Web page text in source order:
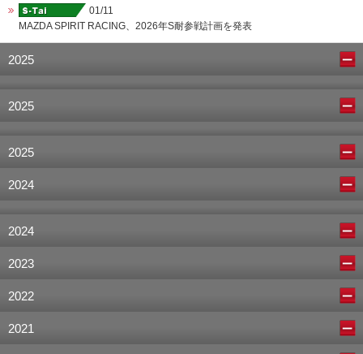
01/11
MAZDA SPIRIT RACING、2026年S耐参戦計画を発表
2025
2025
2025
2024
2024
2023
2022
2021